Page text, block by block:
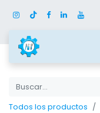
Todos los productos